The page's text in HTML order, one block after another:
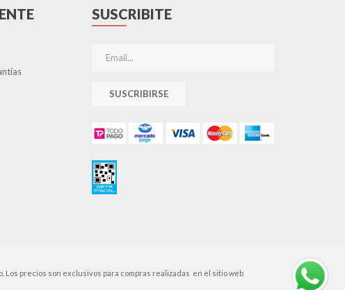
SUSCRIBITE
SUSCRIBIRSE
precios son exclusivos para compras realizadas en el sitio web